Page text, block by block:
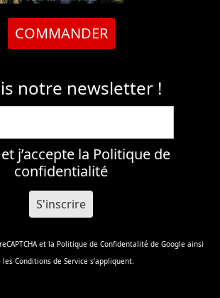
COMMANDER
notre newsletter !
j’accepte la Politique de
confidentialité
et la Politique de Confidentalité de Google ainsi
les Conditions de Service s'appliquent.